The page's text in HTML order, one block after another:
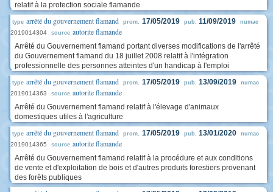
relatif à la protection sociale flamande
type arrêté du gouvernement flamand prom. 17/05/2019 pub. 11/09/2019 numac
2019014304 source autorite flamande
Arrêté du Gouvernement flamand portant diverses modifications de l'arrêté
du Gouvernement flamand du 18 juillet 2008 relatif à l'intégration
professionnelle des personnes atteintes d'un handicap à l'emploi
type arrêté du gouvernement flamand prom. 17/05/2019 pub. 13/09/2019 numac
2019014363 source autorite flamande
Arrêté du Gouvernement flamand relatif à l'élevage d'animaux
domestiques utiles à l'agriculture
type arrêté du gouvernement flamand prom. 17/05/2019 pub. 13/01/2020 numac
2019014365 source autorite flamande
Arrêté du Gouvernement flamand relatif à la procédure et aux conditions
de vente et d'exploitation de bois et d'autres produits forestiers provenant
des forêts publiques